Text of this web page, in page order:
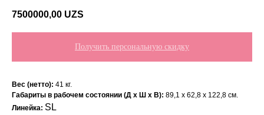
7500000,00 UZS
Получить персональную скидку
Вес (нетто): 41 кг.
Габариты в рабочем состоянии (Д х Ш х В): 89,1 х 62,8 х 122,8 см.
Линейка: SL